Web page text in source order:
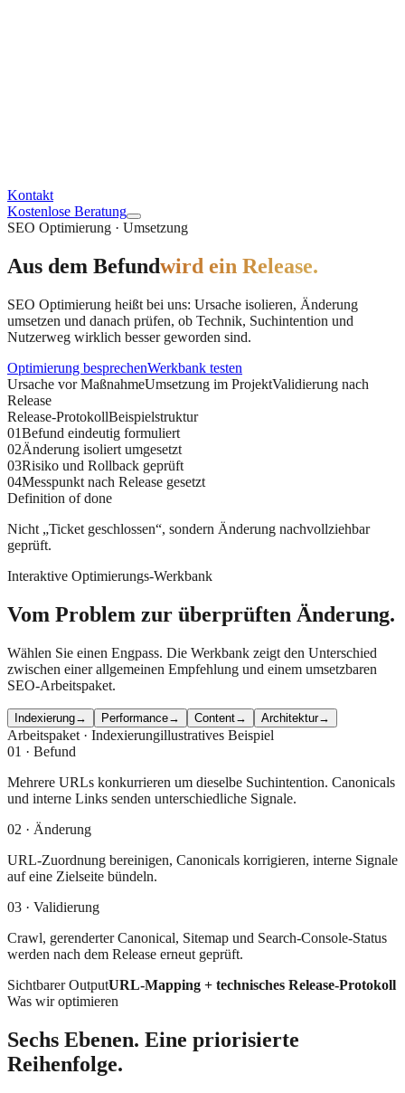
Kontakt
Kostenlose Beratung
SEO Optimierung · Umsetzung
Aus dem Befundwird ein Release.
SEO Optimierung heißt bei uns: Ursache isolieren, Änderung
umsetzen und danach prüfen, ob Technik, Suchintention und
Nutzerweg wirklich besser geworden sind.
Optimierung besprechenWerkbank testen
Ursache vor MaßnahmeUmsetzung im ProjektValidierung nach
Release
Release-ProtokollBeispielstruktur
01Befund eindeutig formuliert
02Änderung isoliert umgesetzt
03Risiko und Rollback geprüft
04Messpunkt nach Release gesetzt
Definition of done
Nicht „Ticket geschlossen“, sondern Änderung nachvollziehbar
geprüft.
Interaktive Optimierungs-Werkbank
Vom Problem zur überprüften Änderung.
Wählen Sie einen Engpass. Die Werkbank zeigt den Unterschied
zwischen einer allgemeinen Empfehlung und einem umsetzbaren
SEO-Arbeitspaket.
Indexierung→ Performance→ Content→ Architektur→
Arbeitspaket · Indexierungillustratives Beispiel
01 · Befund
Mehrere URLs konkurrieren um dieselbe Suchintention. Canonicals
und interne Links senden unterschiedliche Signale.
02 · Änderung
URL-Zuordnung bereinigen, Canonicals korrigieren, interne Signale
auf eine Zielseite bündeln.
03 · Validierung
Crawl, gerenderter Canonical, Sitemap und Search-Console-Status
werden nach dem Release erneut geprüft.
Sichtbarer OutputURL-Mapping + technisches Release-Protokoll
Was wir optimieren
Sechs Ebenen. Eine priorisierte
Reihenfolge.